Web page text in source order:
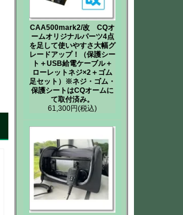
CAA500mark2/改 CQオ
ームオリジナルパーツ4点
を足して使いやすさ大幅グ
レードアップ！（保護シー
ト＋USB給電ケーブル＋
ローレットネジ×2＋ゴム
足セット）※ネジ・ゴム・
保護シートはCQオームに
て取付済み。
61,300円(税込)